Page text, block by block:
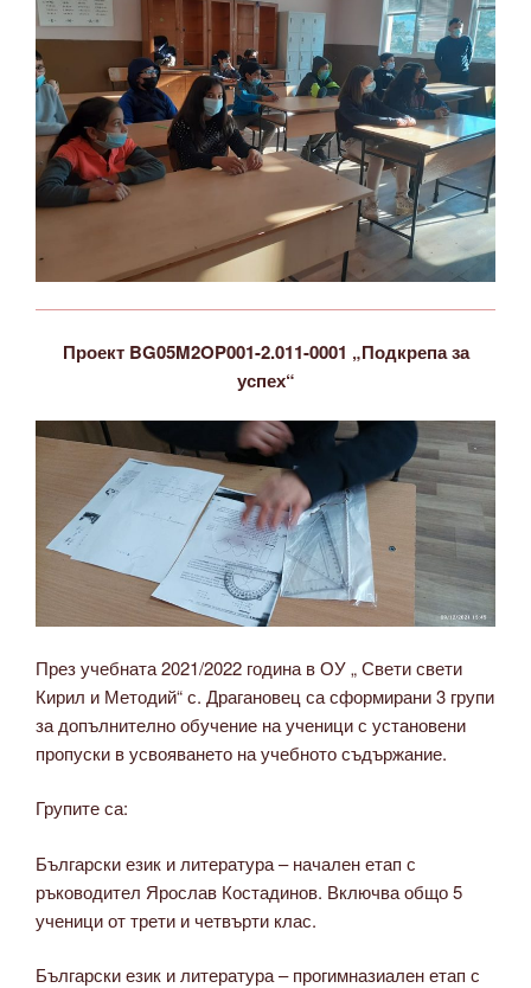
Проект BG05M2OP001-2.011-0001 „Подкрепа за
успех“
През учебната 2021/2022 година в ОУ „ Свети свети
Кирил и Методий“ с. Драгановец са сформирани 3 групи
за допълнително обучение на ученици с установени
пропуски в усвояването на учебното съдържание.
Групите са:
Български език и литература – начален етап с
ръководител Ярослав Костадинов. Включва общо 5
ученици от трети и четвърти клас.
Български език и литература – прогимназиален етап с